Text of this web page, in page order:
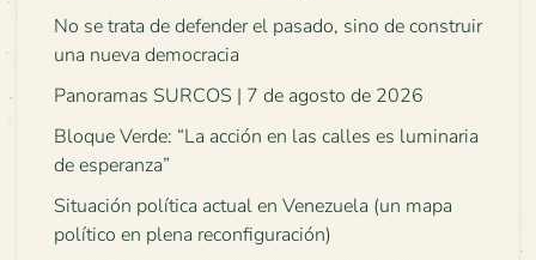
No se trata de defender el pasado, sino de construir
una nueva democracia
Panoramas SURCOS | 7 de agosto de 2026
Bloque Verde: “La acción en las calles es luminaria
de esperanza”
Situación política actual en Venezuela (un mapa
político en plena reconfiguración)